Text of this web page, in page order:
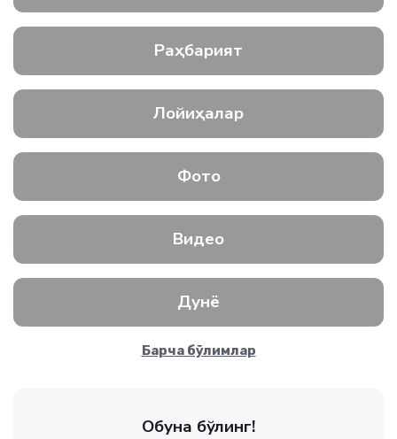
Раҳбарият
Лойиҳалар
Фото
Видео
Дунё
Барча бўлимлар
Обуна бўлинг!